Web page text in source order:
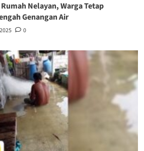
Nelayan, Warga Tetap
Genangan Air
0